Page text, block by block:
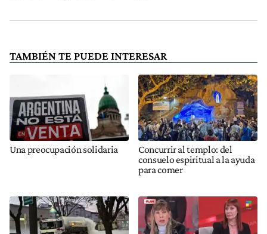
TAMBIÉN TE PUEDE INTERESAR
Una preocupación solidaria
Concurrir al templo: del
consuelo espiritual a la ayuda
para comer